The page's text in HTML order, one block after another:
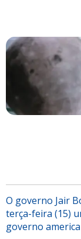
O governo Jair
terça-feira (15)
governo